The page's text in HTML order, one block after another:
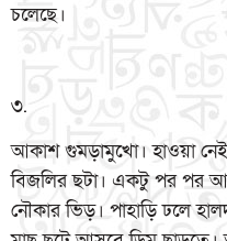
চলেছে।
৩.
আকাশ গুমড়ামুখো। হাওয়া
বিজলির ছটা। একটু পর পর
নৌকার ভিড়। পাহাড়ি ঢলে